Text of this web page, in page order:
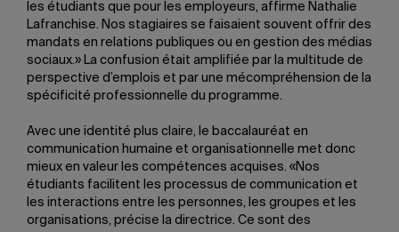
les étudiants que pour les employeurs, affirme Nathalie
Lafranchise. Nos stagiaires se faisaient souvent offrir des
mandats en relations publiques ou en gestion des médias
sociaux.» La confusion était amplifiée par la multitude de
perspective d’emplois et par une mécompréhension de la
spécificité professionnelle du programme.
Avec une identité plus claire, le baccalauréat en
communication humaine et organisationnelle met donc
mieux en valeur les compétences acquises. «Nos
étudiants facilitent les processus de communication et
les interactions entre les personnes, les groupes et les
organisations, précise la directrice. Ce sont des